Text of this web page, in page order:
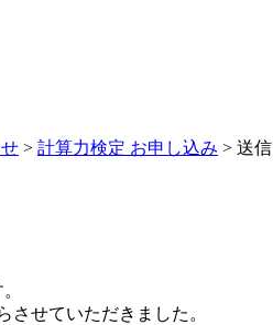
> 計算力検定 お申し込み > 送
せていただきました。